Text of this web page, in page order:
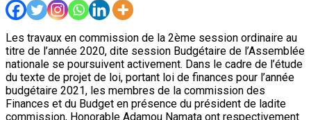
Les travaux en commission de la 2ème session ordinaire au
titre de l’année 2020, dite session Budgétaire de l’Assemblée
nationale se poursuivent activement. Dans le cadre de l’étude
du texte de projet de loi, portant loi de finances pour l’année
budgétaire 2021, les membres de la commission des
Finances et du Budget en présence du président de ladite
commission, Honorable Adamou Namata ont respectivement